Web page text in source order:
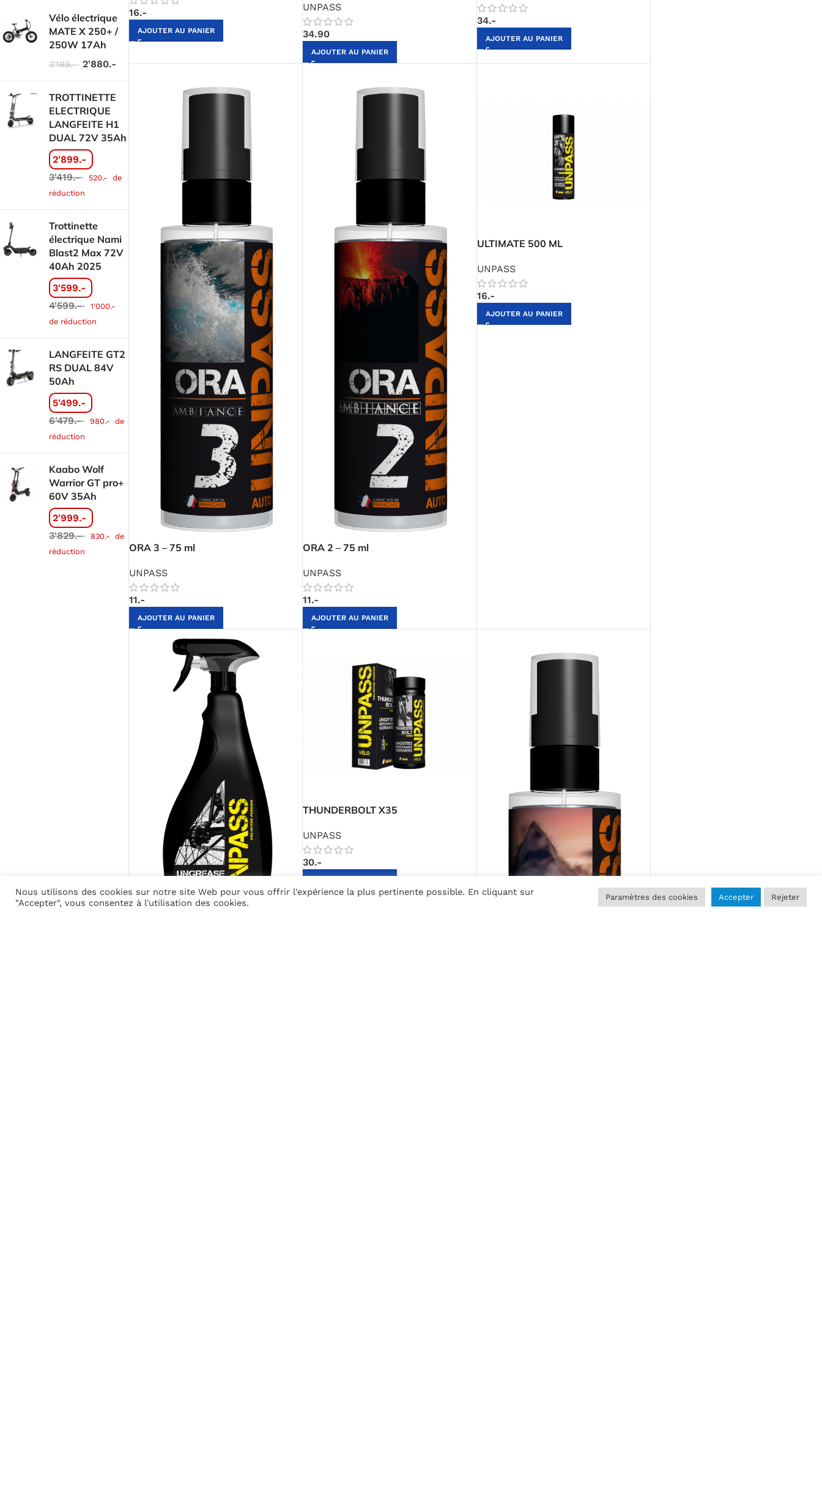
Vélo électrique
MATE X 250+ /
250W 17Ah
3'199.- 2'880.-
TROTTINETTE
ELECTRIQUE
LANGFEITE H1
DUAL 72V 35Ah
2'899.-
3'419.-
520.- de
réduction
Trottinette
électrique Nami
Blast2 Max 72V
40Ah 2025
3'599.-
4'599.- 1'000.-
de réduction
LANGFEITE GT2
RS DUAL 84V
50Ah
5'499.-
6'479.-
980.- de
réduction
Kaabo Wolf
Warrior GT pro+
60V 35Ah
2'999.-
3'829.-
830.- de
réduction
16.-
AJOUTER AU PANIER
UNPASS
34.90
AJOUTER AU PANIER
34.-
AJOUTER AU PANIER
ORA 3 – 75 ml
UNPASS
11.-
AJOUTER AU PANIER
ORA 2 – 75 ml
UNPASS
11.-
AJOUTER AU PANIER
ULTIMATE 500 ML
UNPASS
16.-
AJOUTER AU PANIER
THUNDERBOLT X35
UNPASS
30.-
Nous utilisons des cookies sur notre site Web pour vous offrir l'expérience la plus pertinente possible. En cliquant sur
"Accepter", vous consentez à l'utilisation des cookies.
Paramètres des cookies Accepter Rejeter